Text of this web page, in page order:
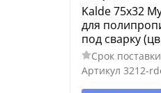
Kalde 75x32
для
под сварку
Срок
Артикул 3212-